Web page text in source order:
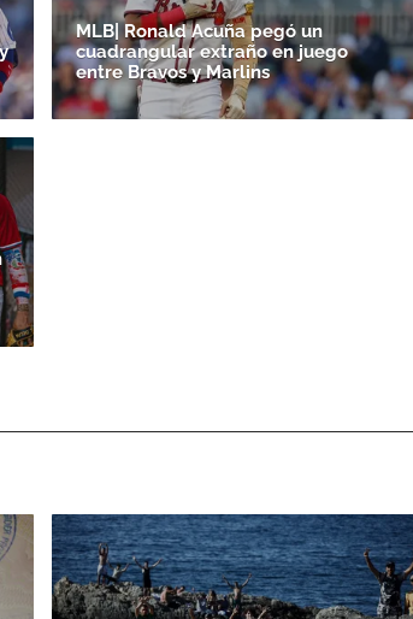
MLB| Ronald Acuña pegó un
cuadrangular extraño en juego
entre Bravos y Marlins